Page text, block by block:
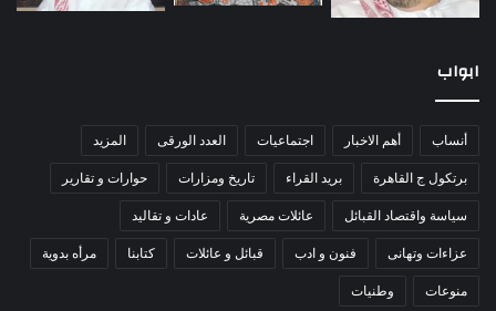
ابواب
أنساب أهم الاخبار اجتماعيات العدد الورقى المزيد
برتكول ج القاهرة بريد القراء تاريخ ومزارات حوارات و تقارير
سياسة واقتصاد القبائل عائلات مصرية عادات و تقاليد
عزاءات وتهانى فنون و ادب قبائل و عائلات كتابنا مرأه بدوية
منوعات وطنيات